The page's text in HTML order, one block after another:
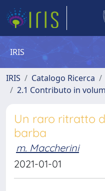
IRIS
IRIS Catalogo Ricerca
2.1 Contributo in
Un raro ritratto
barba
m. Maccherini
2021-01-01